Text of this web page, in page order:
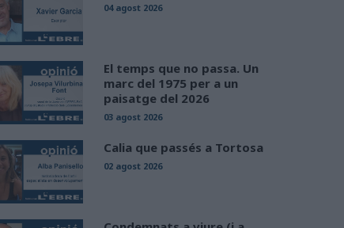
04 agost 2026
El temps que no passa. Un
marc del 1975 per a un
paisatge del 2026
03 agost 2026
Calia que passés a Tortosa
02 agost 2026